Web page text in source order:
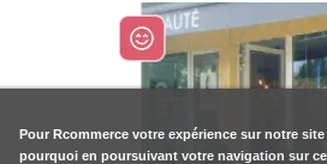
Pour Rcommerce votre expérience sur notre
pourquoi en poursuivant votre navigation sur